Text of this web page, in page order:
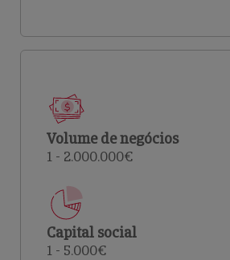
Volume de negócios
1 - 2.000.000€
Capital social
1 - 5.000€